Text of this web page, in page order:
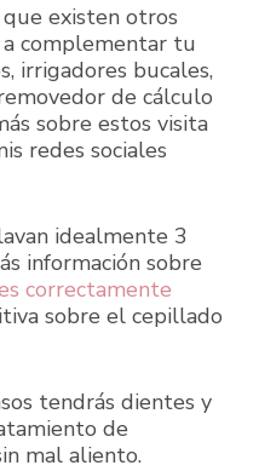
existen otros
complementar tu
irrigadores bucales,
de cálculo
sobre estos visita
redes sociales
idealmente 3
información sobre
correctamente
sobre el cepillado
tendrás dientes y
de
mal aliento.